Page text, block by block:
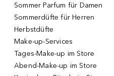
Sommer Parfum für Damen
Sommerdüfte für Herren
Herbstdüfte
Make-up-Services
Tages-Make-up im Store
Abend-Make-up im Store